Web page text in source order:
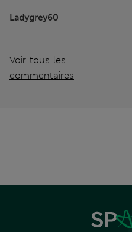
Ladygrey60
Voir tous les
commentaires